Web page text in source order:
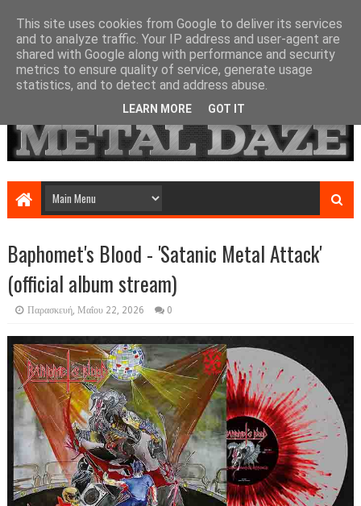
Baphomet's Blood - 'Satanic Metal Attack'
(official album stream)
Παρασκευή, Μαΐου 22, 2026 0
This site uses cookies from Google to deliver its services
and to analyze traffic. Your IP address and user-agent are
shared with Google along with performance and security
metrics to ensure quality of service, generate usage
statistics, and to detect and address abuse.
LEARN MORE GOT IT